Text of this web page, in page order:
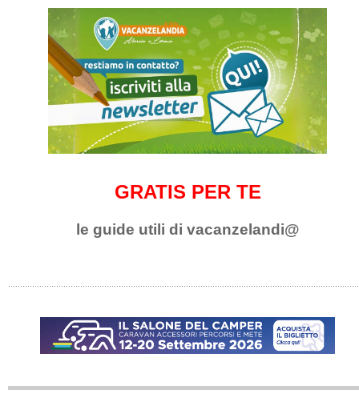
GRATIS PER TE
le guide utili di vacanzelandi@